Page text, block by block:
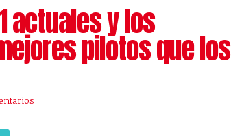
actuales y los
pilotos que los